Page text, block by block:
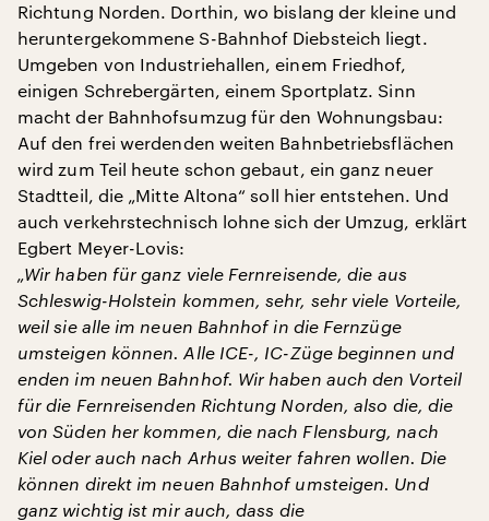
Richtung Norden. Dorthin, wo bislang der kleine und
heruntergekommene S-Bahnhof Diebsteich liegt.
Umgeben von Industriehallen, einem Friedhof,
einigen Schrebergärten, einem Sportplatz. Sinn
macht der Bahnhofsumzug für den Wohnungsbau:
Auf den frei werdenden weiten Bahnbetriebsflächen
wird zum Teil heute schon gebaut, ein ganz neuer
Stadtteil, die „Mitte Altona“ soll hier entstehen. Und
auch verkehrstechnisch lohne sich der Umzug, erklärt
Egbert Meyer-Lovis:
„Wir haben für ganz viele Fernreisende, die aus
Schleswig-Holstein kommen, sehr, sehr viele Vorteile,
weil sie alle im neuen Bahnhof in die Fernzüge
umsteigen können. Alle ICE-, IC-Züge beginnen und
enden im neuen Bahnhof. Wir haben auch den Vorteil
für die Fernreisenden Richtung Norden, also die, die
von Süden her kommen, die nach Flensburg, nach
Kiel oder auch nach Arhus weiter fahren wollen. Die
können direkt im neuen Bahnhof umsteigen. Und
ganz wichtig ist mir auch, dass die